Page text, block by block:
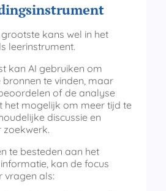
kans wel in het
leerinstrument.
kan AI gebruiken om
te vinden, maar
of de analyse
het mogelijk om meer tijd te
discussie en
zoekwerk.
te besteden aan het
kan de focus
vragen als: